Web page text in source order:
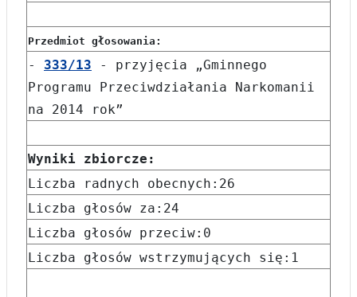
Przedmiot głosowania:
- 333/13 - przyjęcia „Gminnego
Programu Przeciwdziałania Narkomanii
na 2014 rok”
Wyniki zbiorcze:
Liczba radnych obecnych:26
Liczba głosów za:24
Liczba głosów przeciw:0
Liczba głosów wstrzymujących się:1